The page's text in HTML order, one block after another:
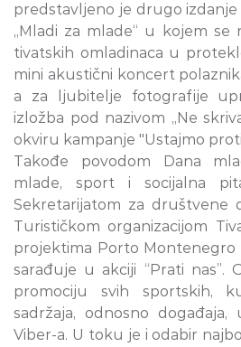
predstavljeno je drugo
„Mladi za mlade“ u kojem se
tivatskih omladinaca u
mini akustični koncert
a za ljubitelje fotografije
izložba pod nazivom „Ne
okviru kampanje "Ustajmo
Takođe povodom Dana
mlade, sport i socijalna
Sekretarijatom za društvene
Turističkom organizacijom
projektima Porto Montenegro
sarađuje u akciji “Prati nas”.
promociju svih sportskih,
sadržaja, odnosno
Viber-a. U toku je i odabir